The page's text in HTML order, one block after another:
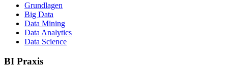
Grundlagen
Big Data
Data Mining
Data Analytics
Data Science
BI Praxis